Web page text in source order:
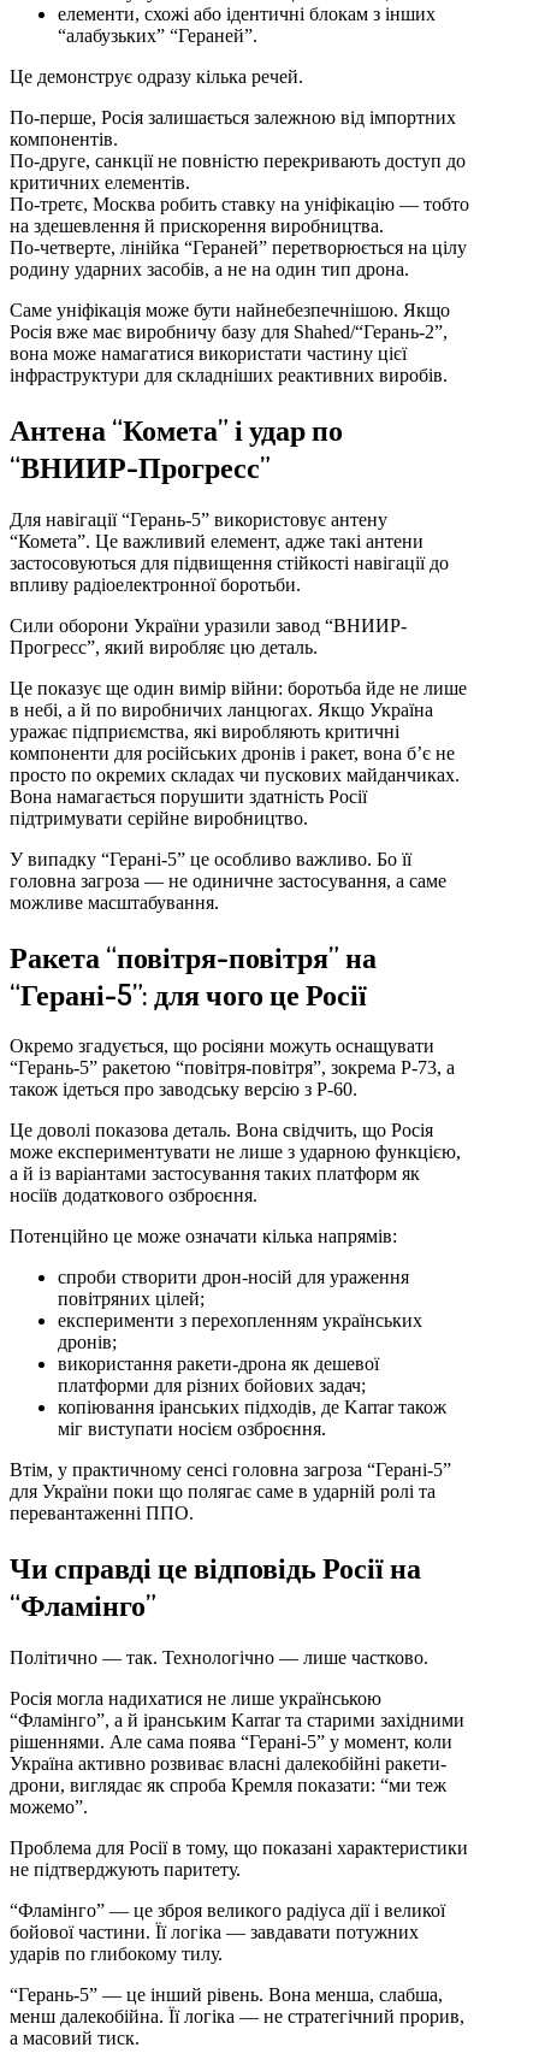
елементи, схожі або ідентичні блокам з інших
“алабузьких” “Гераней”.
Це демонструє одразу кілька речей.
По-перше, Росія залишається залежною від імпортних
компонентів.
По-друге, санкції не повністю перекривають доступ до
критичних елементів.
По-третє, Москва робить ставку на уніфікацію — тобто
на здешевлення й прискорення виробництва.
По-четверте, лінійка “Гераней” перетворюється на цілу
родину ударних засобів, а не на один тип дрона.
Саме уніфікація може бути найнебезпечнішою. Якщо
Росія вже має виробничу базу для Shahed/“Герань-2”,
вона може намагатися використати частину цієї
інфраструктури для складніших реактивних виробів.
Антена “Комета” і удар по
“ВНИИР-Прогресс”
Для навігації “Герань-5” використовує антену
“Комета”. Це важливий елемент, адже такі антени
застосовуються для підвищення стійкості навігації до
впливу радіоелектронної боротьби.
Сили оборони України уразили завод “ВНИИР-
Прогресс”, який виробляє цю деталь.
Це показує ще один вимір війни: боротьба йде не лише
в небі, а й по виробничих ланцюгах. Якщо Україна
уражає підприємства, які виробляють критичні
компоненти для російських дронів і ракет, вона б’є не
просто по окремих складах чи пускових майданчиках.
Вона намагається порушити здатність Росії
підтримувати серійне виробництво.
У випадку “Герані-5” це особливо важливо. Бо її
головна загроза — не одиничне застосування, а саме
можливе масштабування.
Ракета “повітря-повітря” на
“Герані-5”: для чого це Росії
Окремо згадується, що росіяни можуть оснащувати
“Герань-5” ракетою “повітря-повітря”, зокрема Р-73, а
також ідеться про заводську версію з Р-60.
Це доволі показова деталь. Вона свідчить, що Росія
може експериментувати не лише з ударною функцією,
а й із варіантами застосування таких платформ як
носіїв додаткового озброєння.
Потенційно це може означати кілька напрямів:
спроби створити дрон-носій для ураження
повітряних цілей;
експерименти з перехопленням українських
дронів;
використання ракети-дрона як дешевої
платформи для різних бойових задач;
копіювання іранських підходів, де Karrar також
міг виступати носієм озброєння.
Втім, у практичному сенсі головна загроза “Герані-5”
для України поки що полягає саме в ударній ролі та
перевантаженні ППО.
Чи справді це відповідь Росії на
“Фламінго”
Політично — так. Технологічно — лише частково.
Росія могла надихатися не лише українською
“Фламінго”, а й іранським Karrar та старими західними
рішеннями. Але сама поява “Герані-5” у момент, коли
Україна активно розвиває власні далекобійні ракети-
дрони, виглядає як спроба Кремля показати: “ми теж
можемо”.
Проблема для Росії в тому, що показані характеристики
не підтверджують паритету.
“Фламінго” — це зброя великого радіуса дії і великої
бойової частини. Її логіка — завдавати потужних
ударів по глибокому тилу.
“Герань-5” — це інший рівень. Вона менша, слабша,
менш далекобійна. Її логіка — не стратегічний прорив,
а масовий тиск.